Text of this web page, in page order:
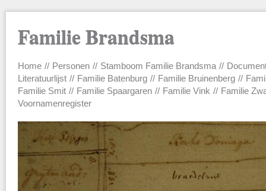
Familie Brandsma
Main menu
Home Personen Stamboom Familie Brandsma
Literatuurlijst
Familie Batenburg Familie Bruinenberg
Familie Smit
Familie Spaargaren Familie Vink
Familie
Voornamenregister